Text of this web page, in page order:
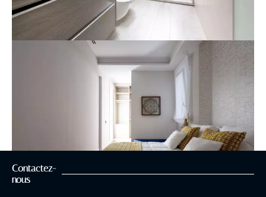
Contactez-
nous